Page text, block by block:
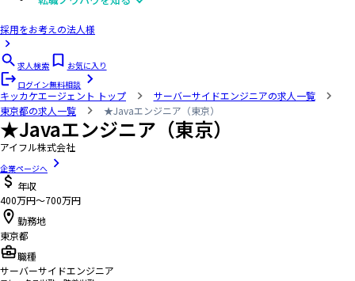
採用をお考えの法人様
求人検索
お気に入り
ログイン無料相談
キッカケエージェント トップ
サーバーサイドエンジニアの求人一覧
東京都の求人一覧
★Javaエンジニア（東京）
★Javaエンジニア（東京）
アイフル株式会社
企業ページへ
年収
400万円〜700万円
勤務地
東京都
職種
サーバーサイドエンジニア